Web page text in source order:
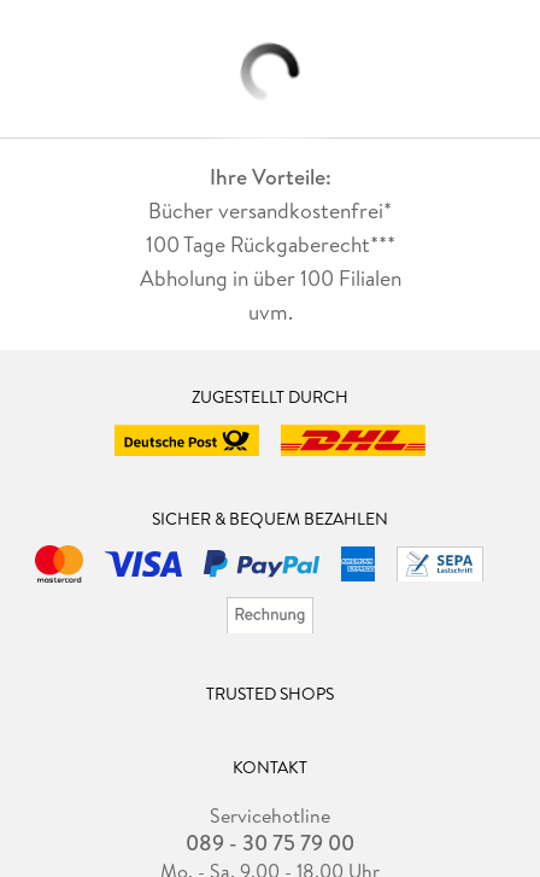
Ihre Vorteile:
Bücher versandkostenfrei*
100 Tage Rückgaberecht***
Abholung in über 100 Filialen
uvm.
ZUGESTELLT DURCH
SICHER & BEQUEM BEZAHLEN
TRUSTED SHOPS
KONTAKT
Servicehotline
089 - 30 75 79 00
Mo. - Sa. 9.00 - 18.00 Uhr